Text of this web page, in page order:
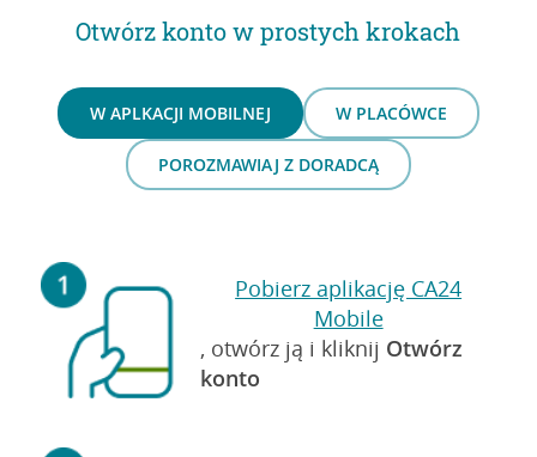
Otwórz konto w prostych krokach
W APLKACJI MOBILNEJ W PLACÓWCE
POROZMAWIAJ Z DORADCĄ
Pobierz aplikację CA24
Mobile
, otwórz ją i kliknij Otwórz
konto